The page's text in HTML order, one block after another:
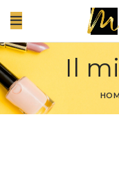
Il